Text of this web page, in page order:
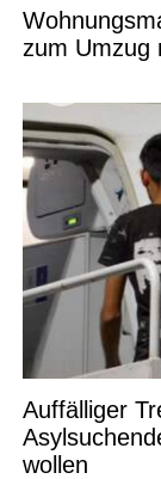
zum Umzug
Auffälliger
wollen